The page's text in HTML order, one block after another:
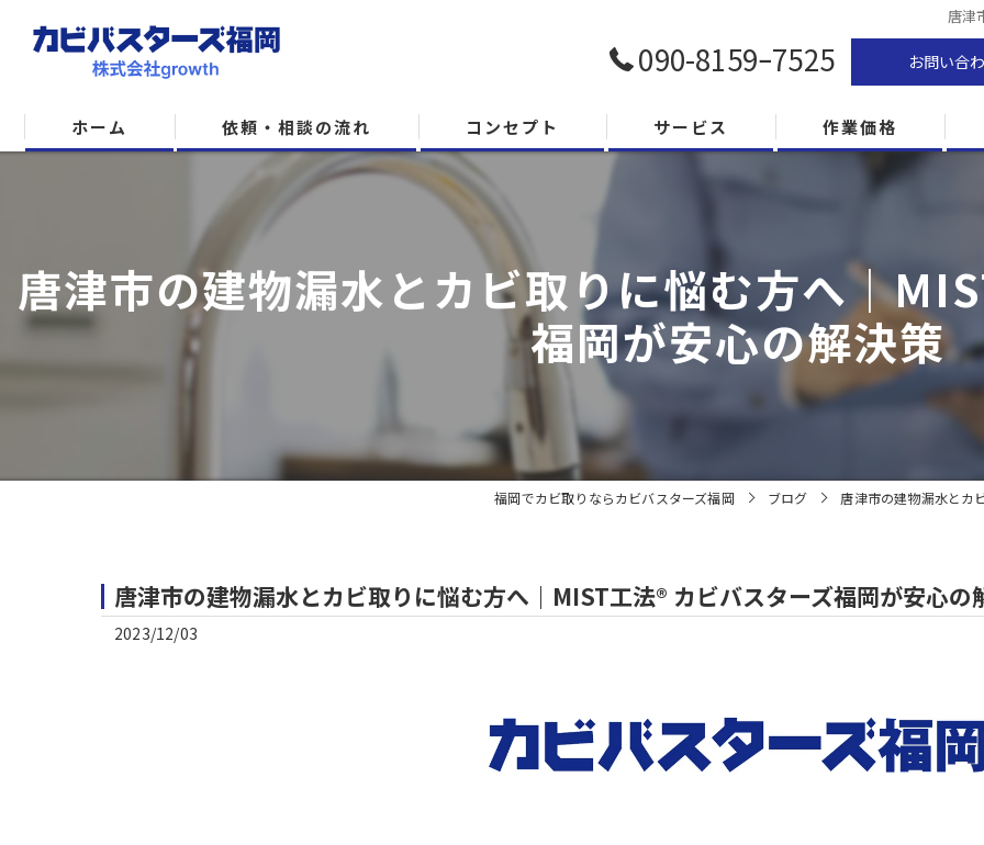
唐津
090-8159ｰ7525 お問い合
ホーム 依頼・相談の流れ コンセプト サービス 作業価格
唐津市の建物漏水とカビ取りに悩む方へ｜
福岡が安心の解決策
福岡でカビ取りならカビバスターズ福岡 ブログ 唐津市の建物漏水とカ
唐津市の建物漏水とカビ取りに悩む方へ｜MIST工法® カビバスターズ福岡が安心の
2023/12/03